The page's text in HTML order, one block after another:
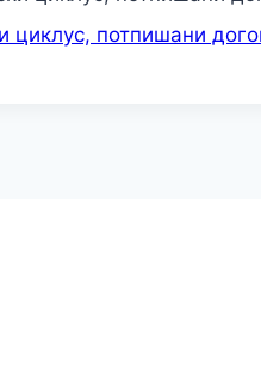
циклус, потпишани